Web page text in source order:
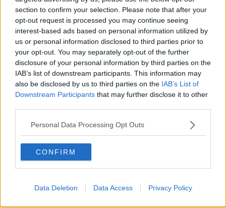
section to confirm your selection. Please note that after your
opt-out request is processed you may continue seeing
interest-based ads based on personal information utilized by
us or personal information disclosed to third parties prior to
your opt-out. You may separately opt-out of the further
disclosure of your personal information by third parties on the
IAB’s list of downstream participants. This information may
also be disclosed by us to third parties on the IAB’s List of
Downstream Participants that may further disclose it to other
Personal Data Processing Opt Outs
CONFIRM
Data Deletion Data Access Privacy Policy
Libano, collasso economico e guerra civile
Johnson, da Trump a Biden alla Brexit
L'AUKUS e il Quad
Biden, primo presidente USA non in guerra
Papa Bergoglio vedrà Viktor Orbán
Bennet, un giorno in attesa di Biden
Il ritorno dei talebani
​La lenta agonia del Libano
Sudafrica, è allarme alimentare
L’appuntamento di Israele con il cambiamento
La farsa delle elezioni in Siria
In Medioriente non ci sono favole, solo realtà
Biden chiama ma Netanyahu non risponde
Niente di nuovo in Medioriente
La forza di Boris Johnson
Mar Mediterraneo cimitero silente
Richiami neo ottomani, la Francia guarda sospetta